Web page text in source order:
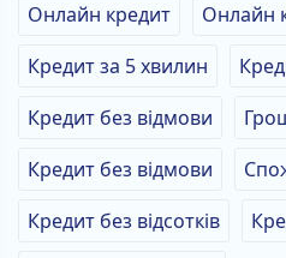
Онлайн кредит
Онлайн
Кредит за 5 хвилин
Кредит без відмови
Кредит без відмови
Кредит без відсотків